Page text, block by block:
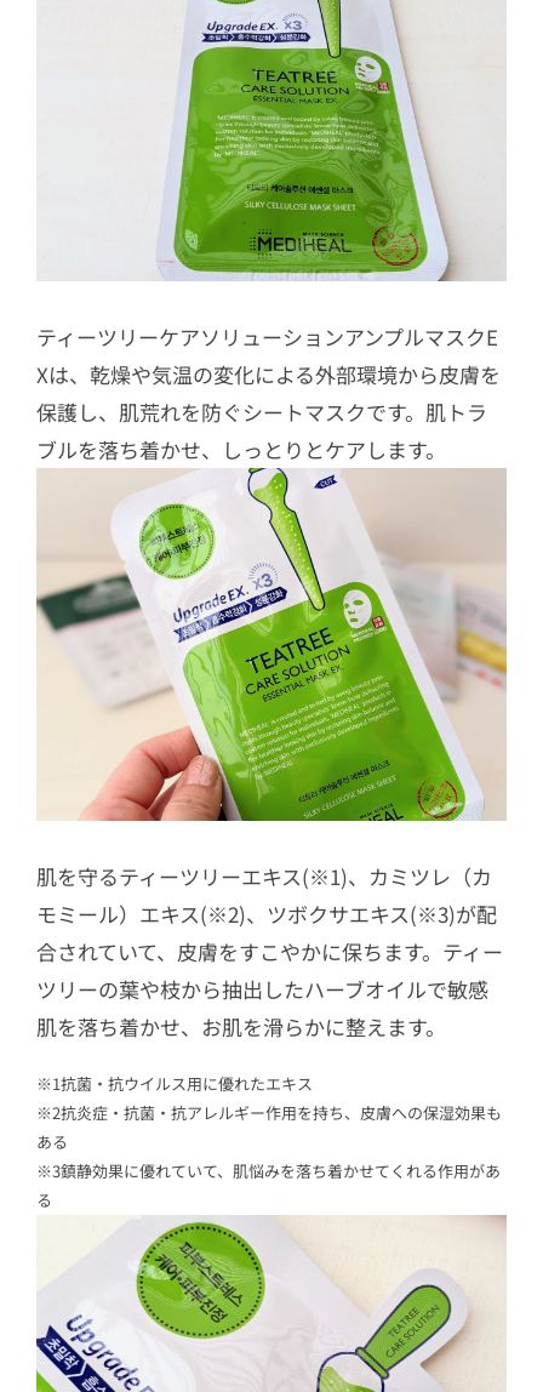
ティーツリーケアソリューションアンプルマスクE
Xは、乾燥や気温の変化による外部環境から皮膚を
保護し、肌荒れを防ぐシートマスクです。肌トラ
ブルを落ち着かせ、しっとりとケアします。
肌を守るティーツリーエキス(※1)、カミツレ（カ
モミール）エキス(※2)、ツボクサエキス(※3)が配
合されていて、皮膚をすこやかに保ちます。ティー
ツリーの葉や枝から抽出したハーブオイルで敏感
肌を落ち着かせ、お肌を滑らかに整えます。
※1抗菌・抗ウイルス用に優れたエキス
※2抗炎症・抗菌・抗アレルギー作用を持ち、皮膚への保湿効果も
ある
※3鎮静効果に優れていて、肌悩みを落ち着かせてくれる作用があ
る